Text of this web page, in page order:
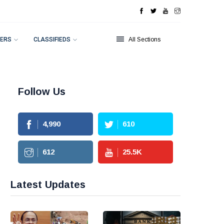
CLASSIFIEDS All Sections
Follow Us
4,990 610
612 25.5K
Latest Updates